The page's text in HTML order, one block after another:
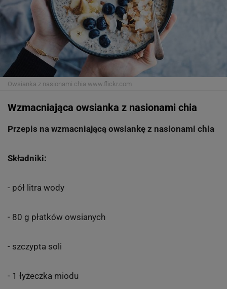
Owsianka z nasionami chia www.flickr.com
Wzmacniająca owsianka z nasionami chia
Przepis na wzmacniającą owsiankę z nasionami chia
Składniki:
- pół litra wody
- 80 g płatków owsianych
- szczypta soli
- 1 łyżeczka miodu